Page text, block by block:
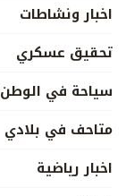
اخبار ونشاطات
تحقيق عسكري
سياحة في الوطن
متاحف في بلادي
اخبار رياضية